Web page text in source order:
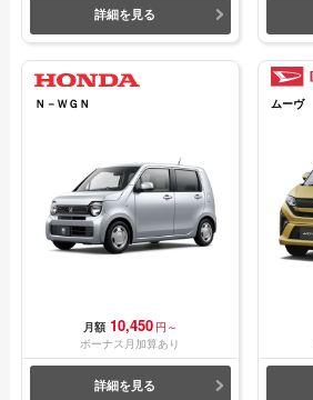
詳細を見る
Ｎ－ＷＧＮ
月額 10,450 円～
ボーナス月加算あり
詳細を見る
ムーヴ